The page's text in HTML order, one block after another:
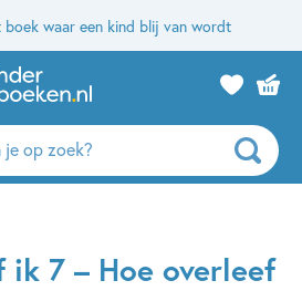
boek waar een kind blij van wordt
ik 7 – Hoe overleef